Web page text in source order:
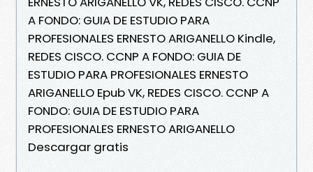
A FONDO: GUIA DE ESTUDIO PARA
PROFESIONALES ERNESTO ARIGANELLO Kindle,
REDES CISCO. CCNP A FONDO: GUIA DE
ESTUDIO PARA PROFESIONALES ERNESTO
ARIGANELLO Epub VK, REDES CISCO. CCNP A
FONDO: GUIA DE ESTUDIO PARA
PROFESIONALES ERNESTO ARIGANELLO
Descargar gratis